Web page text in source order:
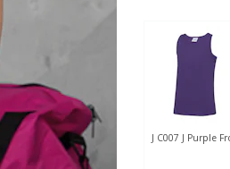
J C007 J Purple